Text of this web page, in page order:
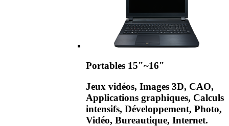
Portables 15"~16"
Jeux vidéos, Images 3D, CAO,
Applications graphiques, Calculs
intensifs, Développement, Photo,
Vidéo, Bureautique, Internet.